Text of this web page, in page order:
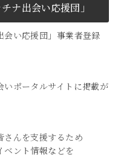
ナ出会い応援団」
会い応援団」事業者登録
いポータルサイトに掲載が
さんを支援するため
ベント情報などを